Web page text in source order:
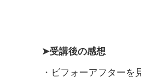
➤受講後の感想
・ビフォーアフター